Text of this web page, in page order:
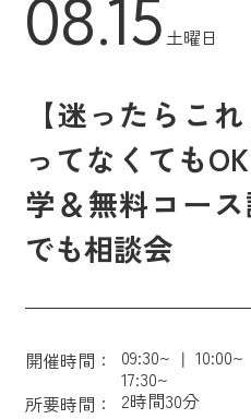
08.15土曜日
【迷ったらこ
ってなくても
学＆無料コー
でも相談会
開催時間： 09:30~ 10:00~
17:30~
所要時間：
2時間30分